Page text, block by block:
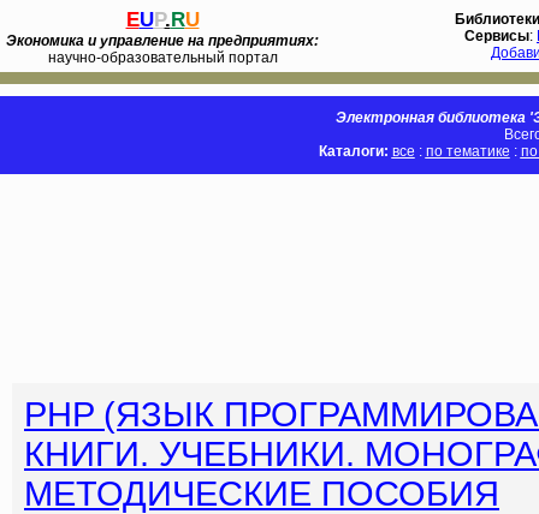
EUP.RU
Экономика и управление на предприятиях:
научно-образовательный портал
Библиотеки
Сервисы:
Электронная библиотека
Каталоги: все : по тематике :
PHP (ЯЗЫК
КНИГИ. УЧЕБНИКИ.
МЕТОДИЧЕСКИЕ ПОСОБИЯ